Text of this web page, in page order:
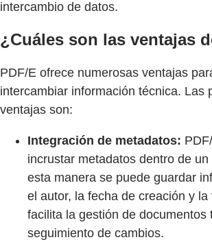
intercambio de datos.
¿Cuáles son las ventajas
PDF/E ofrece numerosas ventajas
intercambiar información técnica. Las
ventajas son:
Integración de metadatos:
incrustar metadatos dentro de
esta manera se puede guardar
el autor, la fecha de creación y
facilita la gestión de documentos
seguimiento de cambios.